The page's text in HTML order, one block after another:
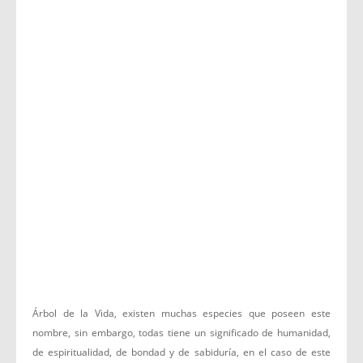
Árbol de la Vida, existen muchas especies que poseen este
nombre, sin embargo, todas tiene un significado de humanidad,
de espiritualidad, de bondad y de sabiduría, en el caso de este